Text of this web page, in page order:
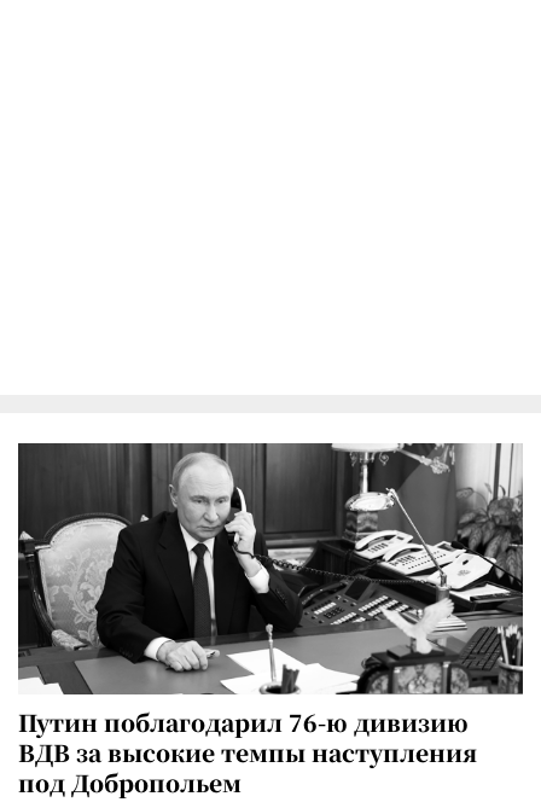
Путин поблагодарил 76-ю дивизию
ВДВ за высокие темпы наступления
под Добропольем